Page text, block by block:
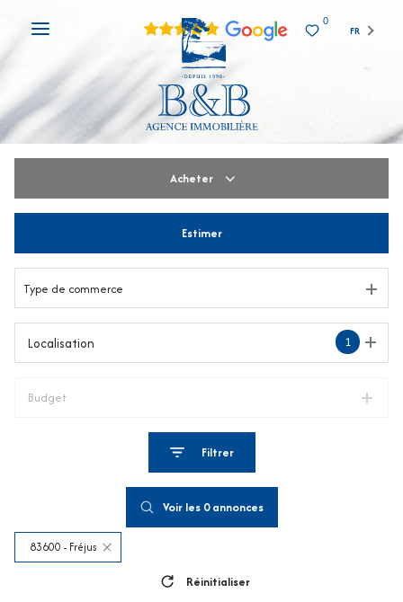
0
FR
Acheter
De l'immo pro
Estimer
Type de commerce
1
Localisation
Budget
Filtrer
Voir les 0annonces
83600 - Fréjus
Réinitialiser